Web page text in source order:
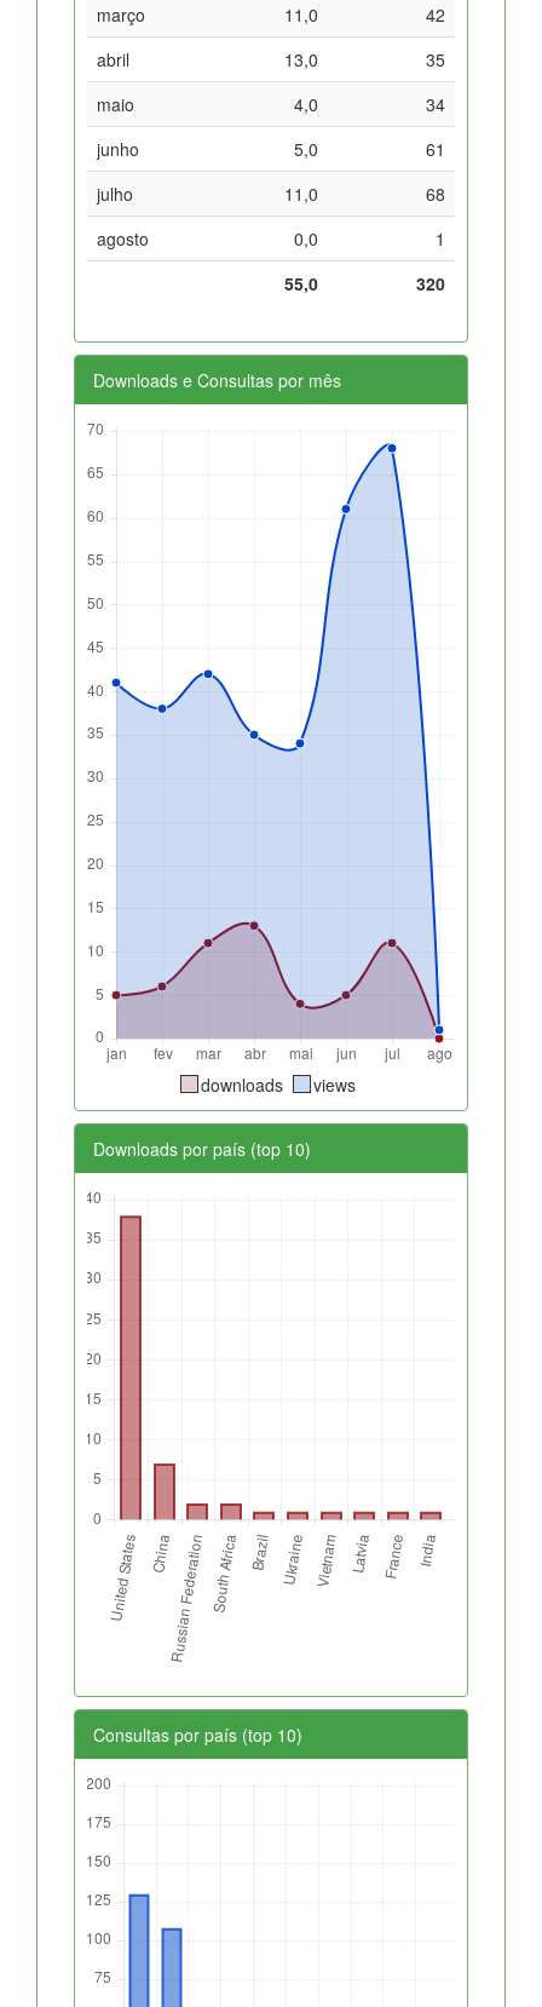
março
11,0
42
abril
13,0
35
maio
4,0
34
junho
5,0
61
julho
11,0
68
agosto
0,0
1
55,0
320
Downloads e Consultas por mês
downloads views
Downloads por país (top 10)
Consultas por país (top 10)